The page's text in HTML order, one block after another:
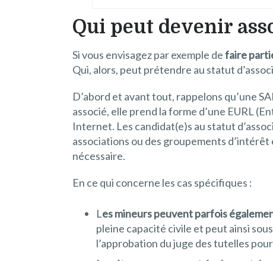
Qui peut devenir
Si vous envisagez par exemple defaire
Qui, alors, peut prétendre au statut
D’abord et avant tout, rappelons qu’une
associé, elle prend la forme d’une EURL
Internet. Les candidat(e)s au statut
associations ou des groupements
nécessaire.
En ce qui concerne les cas spécifiques :
Les mineurs peuvent parfois
pleine capacité civile et peut ainsi
l’approbation du juge des tutelles